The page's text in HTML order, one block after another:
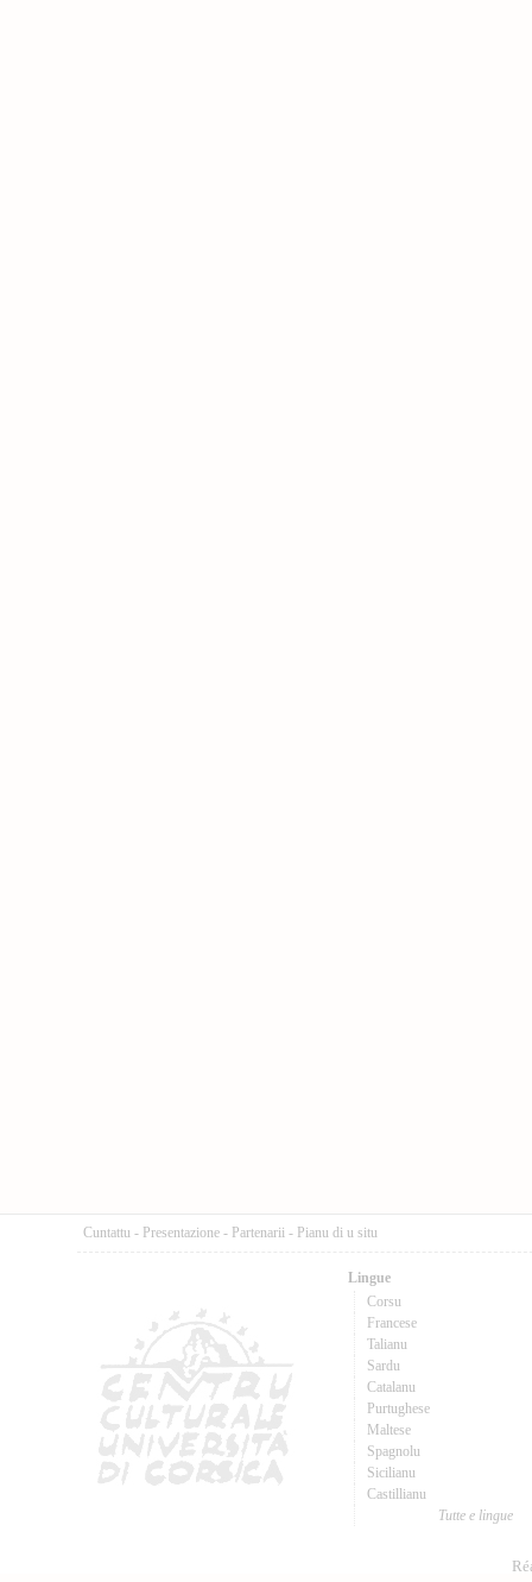
Cuntattu - Presentazione - Partenarii - Pianu di u situ
Lingue
Corsu
Francese
Talianu
Sardu
Catalanu
Purtughese
Maltese
Spagnolu
Sicilianu
Castillianu
Tutte e lingue